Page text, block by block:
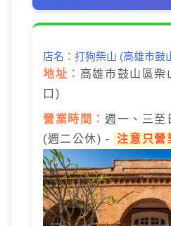
店名：打狗柴山 (高雄市鼓
地址： 高雄市鼓山區柴
口)
營業時間： 週一、三
(週二公休) -
注意只營